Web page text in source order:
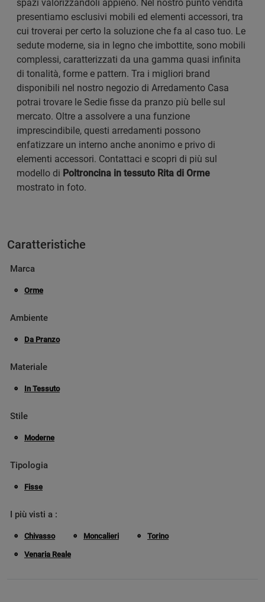
spazi valorizzandoli appieno. Nel nostro punto vendita
presentiamo esclusivi mobili ed elementi accessori, tra
cui troverai per certo la soluzione che fa al caso tuo. Le
sedute moderne, sia in legno che imbottite, sono mobili
complessi, caratterizzati da una gamma quasi infinita
di tonalità, forme e pattern. Tra i migliori brand
disponibili nel nostro negozio di Arredamento Casa
potrai trovare le Sedie fisse da pranzo più belle sul
mercato. Oltre a assolvere a una funzione
imprescindibile, questi arredamenti possono
enfatizzare un interno anche anonimo e privo di
elementi accessori. Contattaci e scopri di più sul
modello di Poltroncina in tessuto Rita di Orme
mostrato in foto.
Caratteristiche
Marca
Orme
Ambiente
Da Pranzo
Materiale
In Tessuto
Stile
Moderne
Tipologia
Fisse
I più visti a :
Chivasso Moncalieri Torino
Venaria Reale